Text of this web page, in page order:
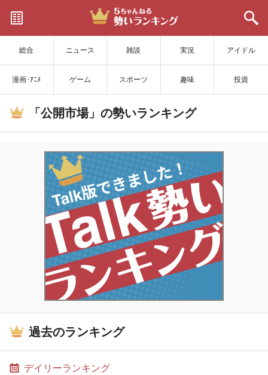
総合 ニュース 雑談 実況 アイドル
漫画･ｱﾆﾒ ゲーム スポーツ 趣味 投資
サイトを更新
「公開市場」の勢いランキング
過去のランキング
デイリーランキング